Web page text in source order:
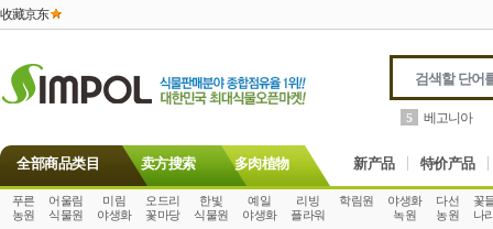
收藏京东
6 필로덴드론
全部商品类目 卖方搜索 多肉植物 新产品 特价产品
푸른
농원
어울림
식물원
미림
야생화
오드리
꽃마당
한빛
식물원
예일
야생화
리빙
플라워
학림원
야생화
녹원
다선
농원
꽃
나